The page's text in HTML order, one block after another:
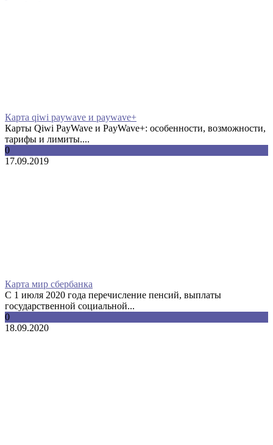
Карта qiwi paywave и paywave+
Карты Qiwi PayWave и PayWave+: особенности, возможности,
тарифы и лимиты....
0
17.09.2019
Карта мир сбербанка
С 1 июля 2020 года перечисление пенсий, выплаты
государственной социальной...
0
18.09.2020